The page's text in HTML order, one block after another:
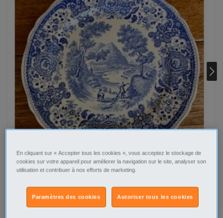
En cliquant sur « Accepter tous les cookies », vous acceptez le stockage de
cookies sur votre appareil pour améliorer la navigation sur le site, analyser son
utilisation et contribuer à nos efforts de marketing.
Autoriser tous les cookies
Paramètres des cookies